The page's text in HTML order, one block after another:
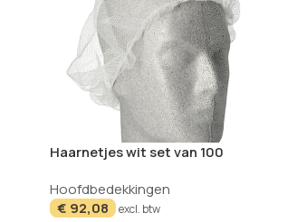
Haarnetjes wit set van 100
Hoofdbedekkingen
€ 92,08 excl. btw